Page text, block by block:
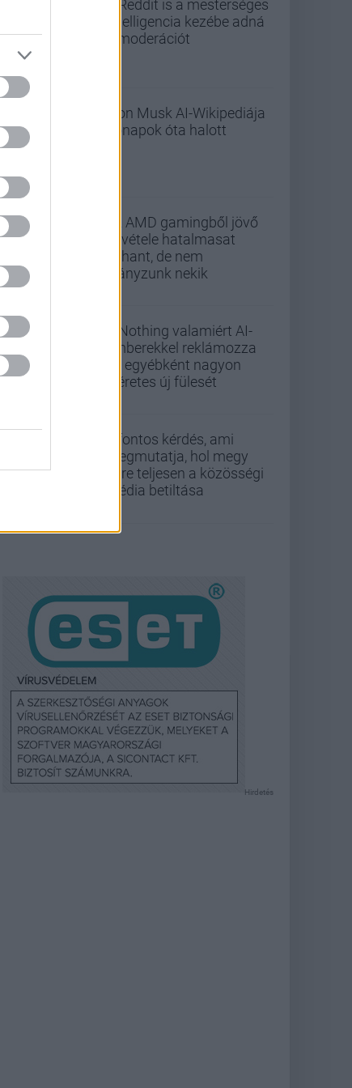
A Reddit is a mesterséges
intelligencia kezébe adná
a moderációt
Elon Musk AI-Wikipediája
hónapok óta halott
Az AMD gamingből jövő
bevétele hatalmasat
zuhant, de nem
hiányzunk nekik
A Nothing valamiért AI-
emberekkel reklámozza
az egyébként nagyon
ígéretes új fülesét
5 fontos kérdés, ami
megmutatja, hol megy
félre teljesen a közösségi
média betiltása
Hirdetés